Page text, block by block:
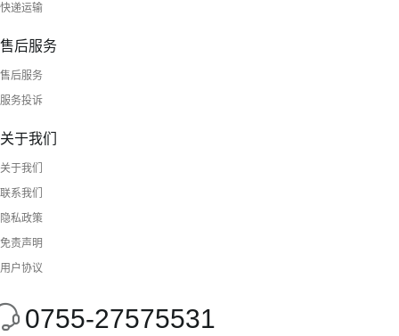
快递运输
售后服务
售后服务
服务投诉
关于我们
关于我们
联系我们
隐私政策
免责声明
用户协议
0755-27575531